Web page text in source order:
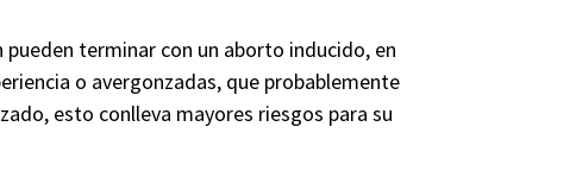
terminar con un aborto inducido, en
o avergonzadas, que probablemente
esto conlleva mayores riesgos para su